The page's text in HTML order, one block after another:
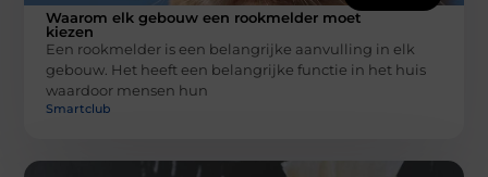
Waarom elk gebouw een rookmelder moet
kiezen
Een rookmelder is een belangrijke aanvulling in elk
gebouw. Het heeft een belangrijke functie in het huis
waardoor mensen hun
Smartclub